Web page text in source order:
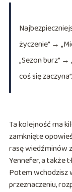
życzenie” →
„Sezon burz”
coś się zaczyna”.
Ta kolejność ma
zamknięte
rasę wiedźminów z
Yennefer, a także
Potem wchodzisz
przeznaczeniu,